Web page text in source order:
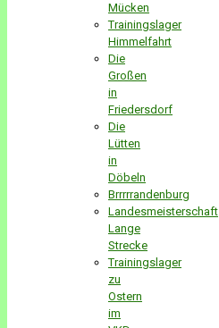
Mücken
Trainingslager
Himmelfahrt
Die
Großen
in
Friedersdorf
Die
Lütten
in
Döbeln
Brrrrrandenburg
Landesmeisterschaft
Lange
Strecke
Trainingslager
zu
Ostern
im